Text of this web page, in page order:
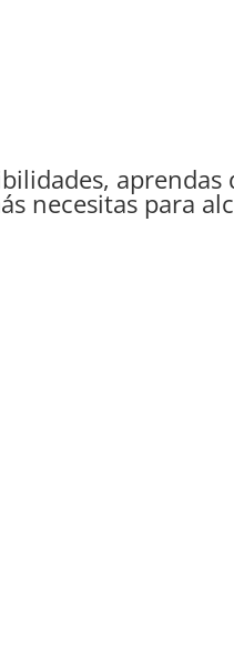
necesitas para